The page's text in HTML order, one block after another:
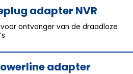
adapter NVR
voor ontvanger van de draadloze
adapter